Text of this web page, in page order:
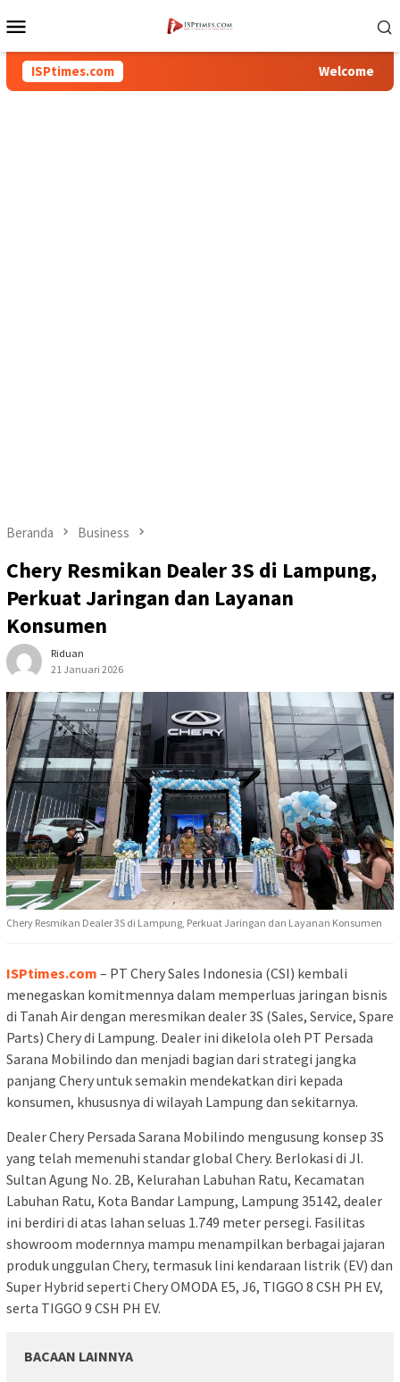
ke
Mobile
ISPtimes.com Welcome To
Beranda Business
Chery Resmikan Dealer 3S di Lampung,
Perkuat Jaringan dan Layanan
Konsumen
Riduan
21 Januari 2026
Chery Resmikan Dealer 3S di Lampung, Perkuat Jaringan dan Layanan Konsumen
ISPtimes.com – PT Chery Sales Indonesia (CSI) kembali
menegaskan komitmennya dalam memperluas jaringan bisnis
di Tanah Air dengan meresmikan dealer 3S (Sales, Service, Spare
Parts) Chery di Lampung. Dealer ini dikelola oleh PT Persada
Sarana Mobilindo dan menjadi bagian dari strategi jangka
panjang Chery untuk semakin mendekatkan diri kepada
konsumen, khususnya di wilayah Lampung dan sekitarnya.
Dealer Chery Persada Sarana Mobilindo mengusung konsep 3S
yang telah memenuhi standar global Chery. Berlokasi di Jl.
Sultan Agung No. 2B, Kelurahan Labuhan Ratu, Kecamatan
Labuhan Ratu, Kota Bandar Lampung, Lampung 35142, dealer
ini berdiri di atas lahan seluas 1.749 meter persegi. Fasilitas
showroom modernnya mampu menampilkan berbagai jajaran
produk unggulan Chery, termasuk lini kendaraan listrik (EV) dan
Super Hybrid seperti Chery OMODA E5, J6, TIGGO 8 CSH PH EV,
serta TIGGO 9 CSH PH EV.
BACAAN LAINNYA